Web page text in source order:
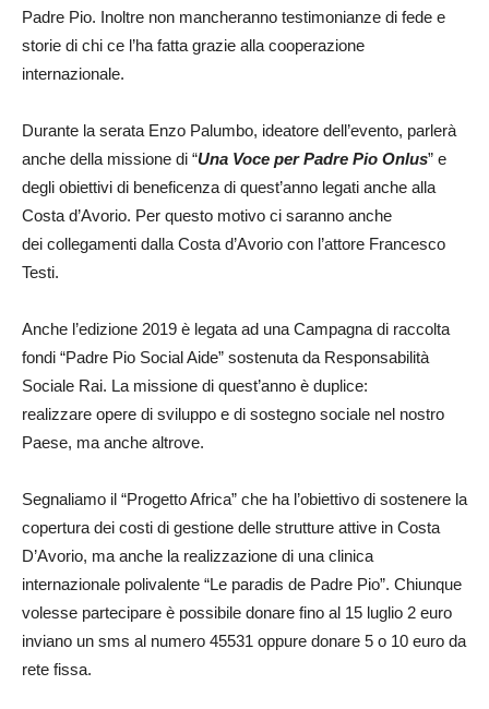
Padre Pio. Inoltre non mancheranno testimonianze di fede e
storie di chi ce l’ha fatta grazie alla cooperazione
internazionale.
Durante la serata Enzo Palumbo, ideatore dell’evento, parlerà
anche della missione di “Una Voce per Padre Pio Onlus” e
degli obiettivi di beneficenza di quest’anno legati anche alla
Costa d’Avorio. Per questo motivo ci saranno anche
dei collegamenti dalla Costa d’Avorio con l’attore Francesco
Testi.
Anche l’edizione 2019 è legata ad una Campagna di raccolta
fondi “Padre Pio Social Aide” sostenuta da Responsabilità
Sociale Rai. La missione di quest’anno è duplice:
realizzare opere di sviluppo e di sostegno sociale nel nostro
Paese, ma anche altrove.
Segnaliamo il “Progetto Africa” che ha l’obiettivo di sostenere la
copertura dei costi di gestione delle strutture attive in Costa
D’Avorio, ma anche la realizzazione di una clinica
internazionale polivalente “Le paradis de Padre Pio”. Chiunque
volesse partecipare è possibile donare fino al 15 luglio 2 euro
inviano un sms al numero 45531 oppure donare 5 o 10 euro da
rete fissa.